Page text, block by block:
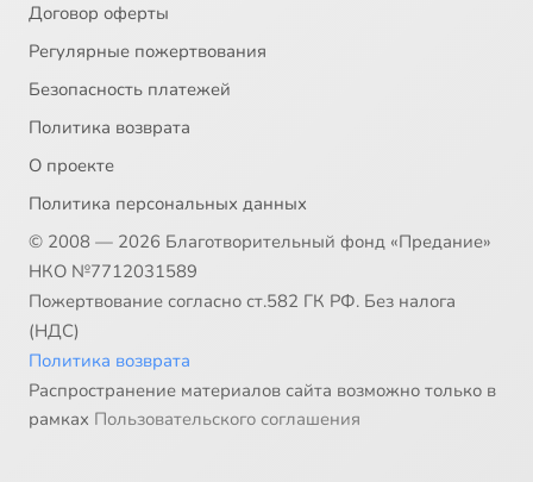
Договор оферты
Регулярные пожертвования
Безопасность платежей
Политика возврата
О проекте
Политика персональных данных
© 2008 — 2026 Благотворительный фонд «Предание»
НКО №7712031589
Пожертвование согласно ст.582 ГК РФ. Без налога
(НДС)
Политика возврата
Распространение материалов сайта возможно только в
рамках Пользовательского соглашения